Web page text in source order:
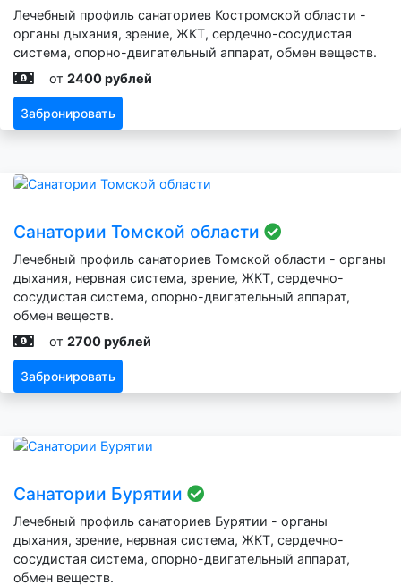
Лечебный профиль санаториев Костромской области -
органы дыхания, зрение, ЖКТ, сердечно-сосудистая
система, опорно-двигательный аппарат, обмен веществ.
от 2400 рублей
Забронировать
Санатории Томской области
Лечебный профиль санаториев Томской области - органы
дыхания, нервная система, зрение, ЖКТ, сердечно-
сосудистая система, опорно-двигательный аппарат,
обмен веществ.
от 2700 рублей
Забронировать
Санатории Бурятии
Лечебный профиль санаториев Бурятии - органы
дыхания, зрение, нервная система, ЖКТ, сердечно-
сосудистая система, опорно-двигательный аппарат,
обмен веществ.